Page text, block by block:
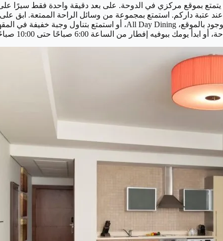
عتبة داركم. استمتع بمجموعة من وسائل الراحة الممتعة. ابق
إفطار من الساعة 6:00 صباحًا حتى 10:00 صباحًا.